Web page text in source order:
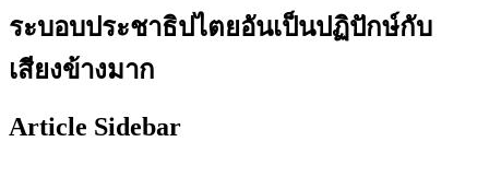
ระบอบประชาธิปไตยอันเป็นปฏิปักษ์กับ
เสียงข้างมาก
Article Sidebar